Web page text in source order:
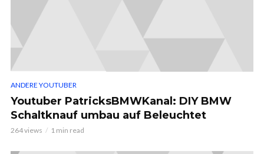
ANDERE YOUTUBER
Youtuber PatricksBMWKanal: DIY BMW
Schaltknauf umbau auf Beleuchtet
264 views 1 min read